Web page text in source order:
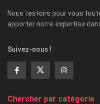
Nous testons pour vous
apporter notre expertise
Suivez-nous !
Chercher par catégorie